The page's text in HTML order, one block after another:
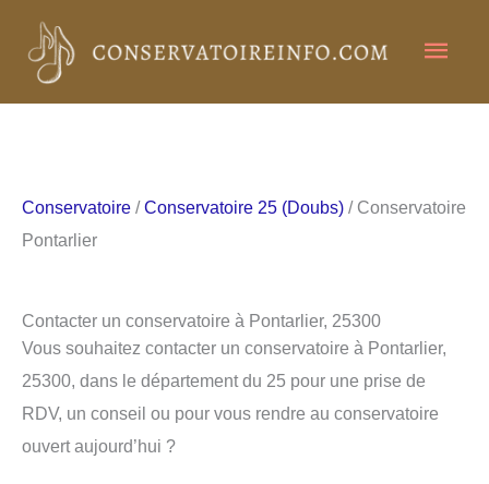
contenu
Conservatoire /Conservatoire 25 (Doubs) / Conservatoire
Pontarlier
Contacter un conservatoire à Pontarlier, 25300
Vous souhaitez contacter un conservatoire à Pontarlier,
25300, dans le département du 25 pour une prise de
RDV, un conseil ou pour vous rendre au conservatoire
ouvert aujourd’hui ?